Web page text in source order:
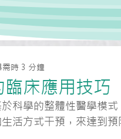
床應用技巧
需時 3 分鐘
科學的整體性醫學模
活方式干預，來達到預